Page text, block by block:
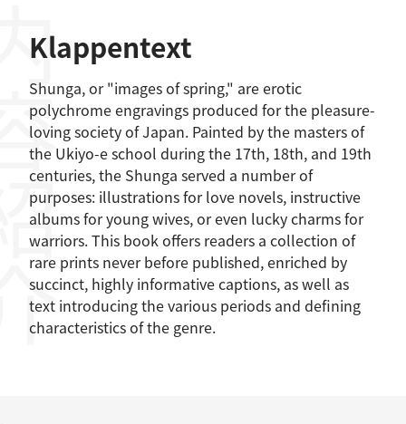
Klappentext
介
Shunga, or "images of spring," are erotic
polychrome engravings produced for the pleasure-
loving society of Japan. Painted by the masters of
the Ukiyo-e school during the 17th, 18th, and 19th
centuries, the Shunga served a number of
purposes: illustrations for love novels, instructive
albums for young wives, or even lucky charms for
warriors. This book offers readers a collection of
rare prints never before published, enriched by
succinct, highly informative captions, as well as
text introducing the various periods and defining
characteristics of the genre.